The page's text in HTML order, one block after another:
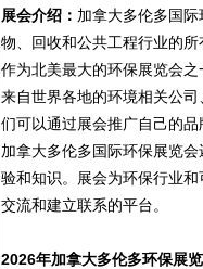
展会介绍： 加拿大多伦多国
物、回收和公共工程行业的
作为北美最大的环保展览会
来自世界各地的环境相关公
们可以通过展会推广自己的
加拿大多伦多国际环保展览
验和知识。展会为环保行业
交流和建立联系的平台。
2026年加拿大多伦多环保展